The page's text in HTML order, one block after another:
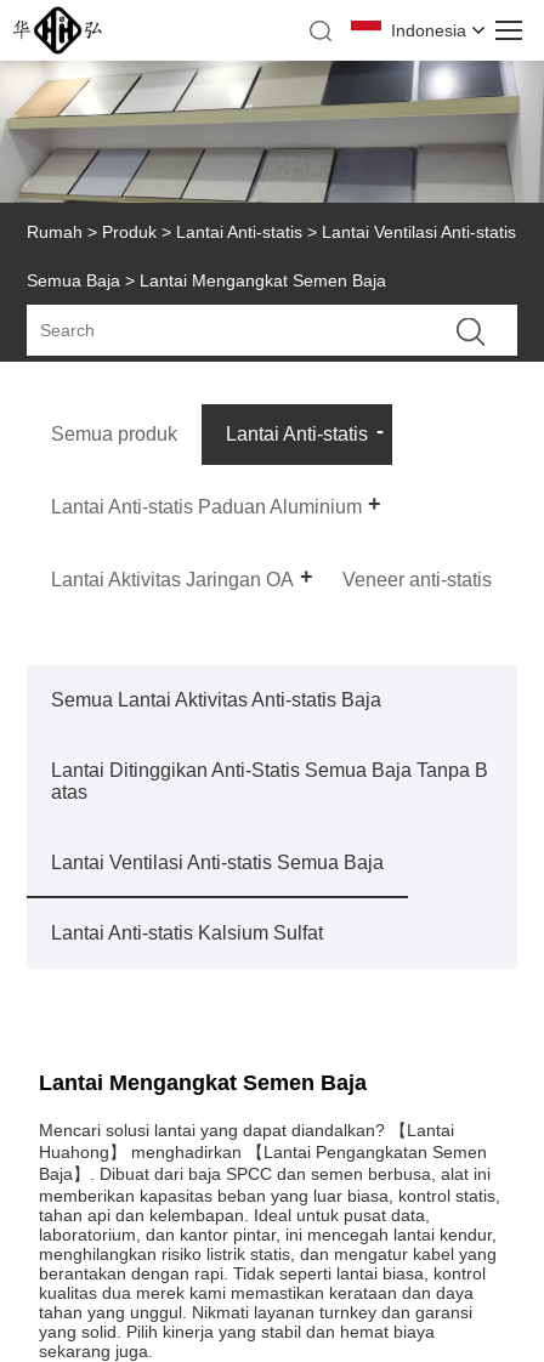
Indonesia
Rumah > Produk > Lantai Anti-statis > Lantai Ventilasi Anti-statis
Semua Baja > Lantai Mengangkat Semen Baja
Semua produk Lantai Anti-statis
Lantai Anti-statis Paduan Aluminium
Lantai Aktivitas Jaringan OA Veneer anti-statis
Semua Lantai Aktivitas Anti-statis Baja
Lantai Ditinggikan Anti-Statis Semua Baja Tanpa B
atas
Lantai Ventilasi Anti-statis Semua Baja
Lantai Anti-statis Kalsium Sulfat
Lantai Mengangkat Semen Baja
Mencari solusi lantai yang dapat diandalkan? 【Lantai
Huahong】 menghadirkan 【Lantai Pengangkatan Semen
Baja】. Dibuat dari baja SPCC dan semen berbusa, alat ini
memberikan kapasitas beban yang luar biasa, kontrol statis,
tahan api dan kelembapan. Ideal untuk pusat data,
laboratorium, dan kantor pintar, ini mencegah lantai kendur,
menghilangkan risiko listrik statis, dan mengatur kabel yang
berantakan dengan rapi. Tidak seperti lantai biasa, kontrol
kualitas dua merek kami memastikan kerataan dan daya
tahan yang unggul. Nikmati layanan turnkey dan garansi
yang solid. Pilih kinerja yang stabil dan hemat biaya
sekarang juga.